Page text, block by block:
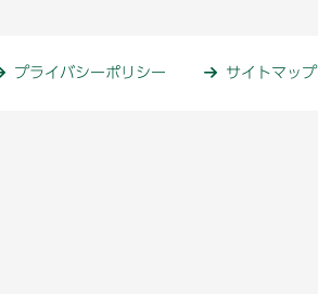
プライバシーポリシー サイトマップ